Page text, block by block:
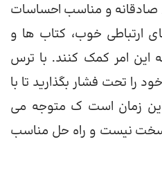
صادقانه و مناسب احساسات
ارتباطی خوب، کتاب ها و
این امر کمک کنند. با ترس
را تحت فشار بگذارید تا با
این زمان است ک متوجه می
نیست و راه حل مناسب